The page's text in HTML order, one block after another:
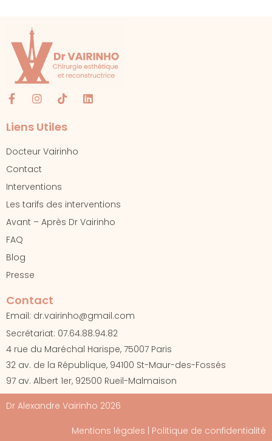
Liens Utiles
Docteur Vairinho
Contact
Interventions
Les tarifs des interventions
Avant – Après Dr Vairinho
FAQ
Blog
Presse
Contact
Email: dr.vairinho@gmail.com
Secrétariat: 07.64.88.94.82
4 rue du Maréchal Harispe, 75007 Paris
32 av. de la République, 94100 St-Maur-des-Fossés
97 av. Albert 1er, 92500 Rueil-Malmaison
Dr Alexandre Vairinho 2026
Mentions légales | Politique de confidentialité